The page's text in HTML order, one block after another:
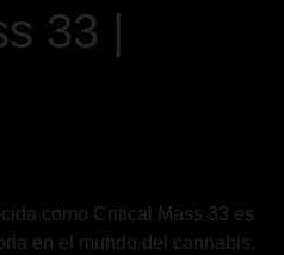
33 |
como Critical Mass 33 es
en el mundo del cannabis.